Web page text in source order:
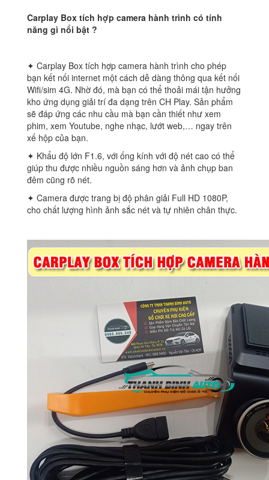
Carplay Box tích hợp camera hành trình có tính
năng gì nổi bật ?
✦ Carplay Box tích hợp camera hành trình cho phép
bạn kết nối internet một cách dễ dàng thông qua kết nối
Wifi/sim 4G. Nhờ đó, mà bạn có thể thoải mái tận hưởng
kho ứng dụng giải trí đa dạng trên CH Play. Sản phẩm
sẽ đáp ứng các nhu cầu mà bạn cần thiết như xem
phim, xem Youtube, nghe nhạc, lướt web,… ngay trên
xế hộp của bạn.
✦ Khẩu độ lớn F1.6, với ống kính với độ nét cao có thể
giúp thu được nhiều nguồn sáng hơn và ảnh chụp ban
đêm cũng rõ nét.
✦ Camera được trang bị độ phân giải Full HD 1080P,
cho chất lượng hình ảnh sắc nét và tự nhiên chân thực.